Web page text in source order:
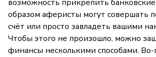
возможность прикрепить
образом аферисты могут совершать
счёт или просто завладеть вашими
Чтобы этого не произошло, можно
финансы несколькими способами.